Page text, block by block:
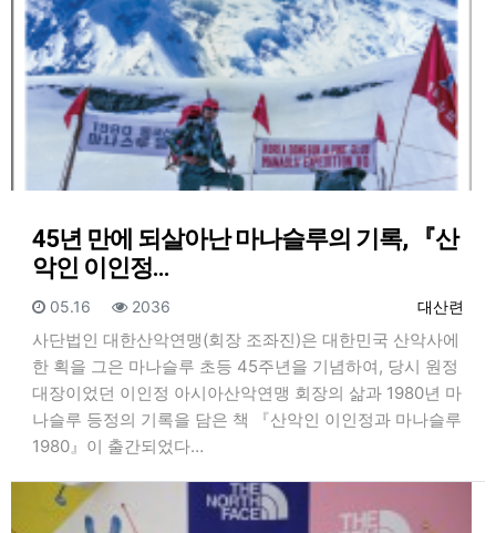
45년 만에 되살아난 마나슬루의 기록, 『산
악인 이인정…
등록자
대산련
등록일
05.16 조회
2036
사단법인 대한산악연맹(회장 조좌진)은 대한민국 산악사에
한 획을 그은 마나슬루 초등 45주년을 기념하여, 당시 원정
대장이었던 이인정 아시아산악연맹 회장의 삶과 1980년 마
나슬루 등정의 기록을 담은 책 『산악인 이인정과 마나슬루
1980』이 출간되었다…